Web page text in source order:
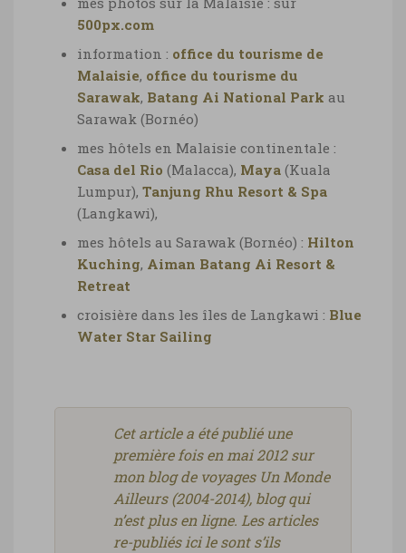
500px.com
information : office du tourisme de
Malaisie, office du tourisme du
Sarawak, Batang Ai National Park au
Sarawak (Bornéo)
mes hôtels en Malaisie continentale :
Casa del Rio (Malacca), Maya (Kuala
Lumpur), Tanjung Rhu Resort & Spa
(Langkawi),
mes hôtels au Sarawak (Bornéo) : Hilton
Kuching, Aiman Batang Ai Resort &
Retreat
croisière dans les îles de Langkawi : Blue
Water Star Sailing
Cet article a été publié une
première fois en mai 2012 sur
mon blog de voyages Un Monde
Ailleurs (2004-2014), blog qui
n’est plus en ligne. Les articles
re-publiés ici le sont s’ils